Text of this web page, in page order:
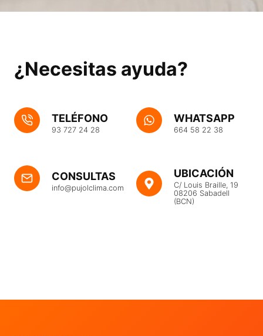
¿Necesitas ayuda?
TELÉFONO
93 727 24 28
WHATSAPP
664 58 22 38
CONSULTAS
info@pujolclima.com
UBICACIÓN
C/ Louis Braille, 19
08206 Sabadell
(BCN)